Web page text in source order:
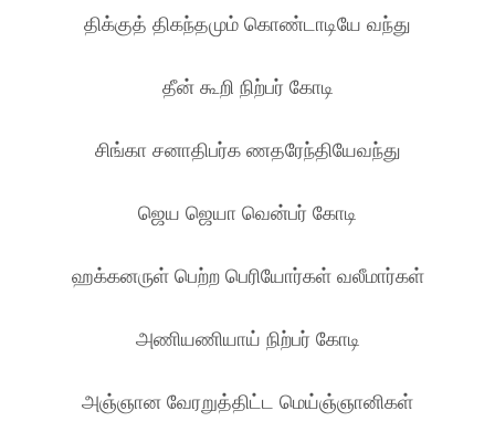
திக்குத் திகந்தமும் கொண்டாடியே வந்து
தீன் கூறி நிற்பர் கோடி
சிங்கா சனாதிபர்க ணதரேந்தியேவந்து
ஜெய ஜெயா வென்பர் கோடி
ஹக்கனருள் பெற்ற பெரியோர்கள் வலீமார்கள்
அணியணியாய் நிற்பர் கோடி
அஞ்ஞான வேரறுத்திட்ட மெய்ஞ்ஞானிகள்